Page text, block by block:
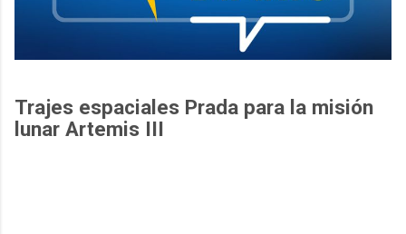
Trajes espaciales Prada para la misión
lunar Artemis III